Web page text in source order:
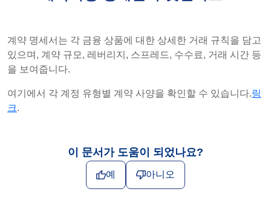
계약 명세서는 각 금융 상품에 대한 상세한 거래 규칙을 담고
있으며, 계약 규모, 레버리지, 스프레드, 수수료, 거래 시간 등
을 보여줍니다.
여기에서 각 계정 유형별 계약 사양을 확인할 수 있습니다.링
크.
이 문서가 도움이 되었나요?
예 아니오